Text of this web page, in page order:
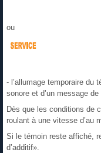
ou
- l’allumage temporaire du
sonore et d’un message
Dès que les conditions de
roulant à une vitesse d’au
Si le témoin reste affiché,
d’additif».